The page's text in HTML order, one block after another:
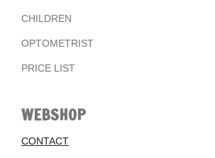
CHILDREN
OPTOMETRIST
PRICE LIST
WEBSHOP
CONTACT